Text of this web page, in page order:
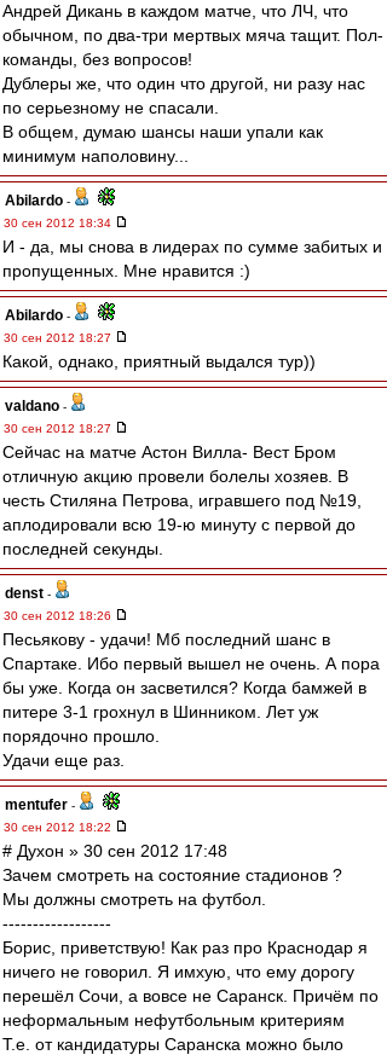
Андрей Дикань в каждом матче, что ЛЧ, что
обычном, по два-три мертвых мяча тащит. Пол-
команды, без вопросов!
Дублеры же, что один что другой, ни разу нас
по серьезному не спасали.
В общем, думаю шансы наши упали как
минимум наполовину...
Abilardo -
30 сен 2012 18:34
И - да, мы снова в лидерах по сумме забитых и
пропущенных. Мне нравится :)
Abilardo -
30 сен 2012 18:27
Какой, однако, приятный выдался тур))
valdano -
30 сен 2012 18:27
Сейчас на матче Астон Вилла- Вест Бром
отличную акцию провели болелы хозяев. В
честь Стиляна Петрова, игравшего под №19,
аплодировали всю 19-ю минуту с первой до
последней секунды.
denst -
30 сен 2012 18:26
Песьякову - удачи! Мб последний шанс в
Спартаке. Ибо первый вышел не очень. А пора
бы уже. Когда он засветился? Когда бамжей в
питере 3-1 грохнул в Шинником. Лет уж
порядочно прошло.
Удачи еще раз.
mentufer -
30 сен 2012 18:22
# Духон » 30 сен 2012 17:48
Зачем смотреть на состояние стадионов ?
Мы должны смотреть на футбол.
------------------
Борис, приветствую! Как раз про Краснодар я
ничего не говорил. Я имхую, что ему дорогу
перешёл Сочи, а вовсе не Саранск. Причём по
неформальным нефутбольным критериям
Т.е. от кандидатуры Саранска можно было